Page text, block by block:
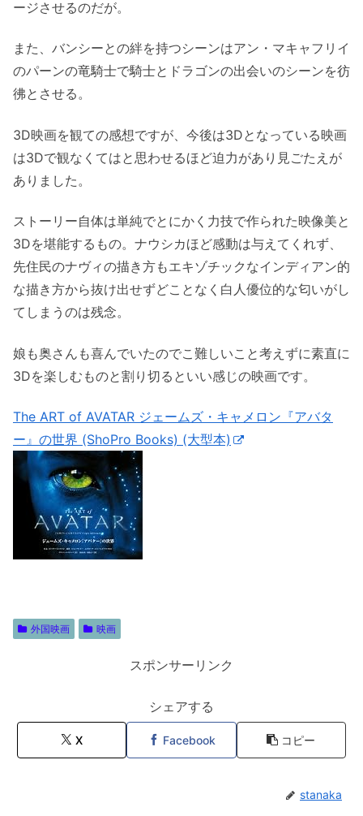
ージさせるのだが。
また、バンシーとの絆を持つシーンはアン・マキャフリイ
のパーンの竜騎士で騎士とドラゴンの出会いのシーンを彷
彿とさせる。
3D映画を観ての感想ですが、今後は3Dとなっている映画
は3Dで観なくてはと思わせるほど迫力があり見ごたえが
ありました。
ストーリー自体は単純でとにかく力技で作られた映像美と
3Dを堪能するもの。ナウシカほど感動は与えてくれず、
先住民のナヴィの描き方もエキゾチックなインディアン的
な描き方から抜け出せずどことなく白人優位的な匂いがし
てしまうのは残念。
娘も奥さんも喜んでいたのでこ難しいこと考えずに素直に
3Dを楽しむものと割り切るといい感じの映画です。
The ART of AVATAR ジェームズ・キャメロン『アバタ
ー』の世界 (ShoPro Books) (大型本)
外国映画 映画
スポンサーリンク
シェアする
X Facebook コピー
stanaka